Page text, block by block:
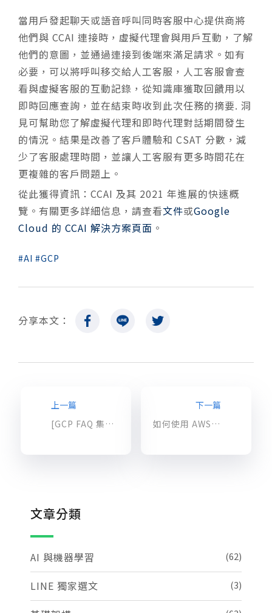
當用戶發起聊天或語音呼叫同時客服中心提供商將
他們與 CCAI 連接時，虛擬代理會與用戶互動，了解
他們的意圖，並通過連接到後端來滿足請求。如有
必要，可以將呼叫移交給人工客服，人工客服會查
看與虛擬客服的互動記錄，從知識庫獲取回饋用以
即時回應查詢，並在結束時收到此次任務的摘要. 洞
見可幫助您了解虛擬代理和即時代理對話期間發生
的情況。結果是改善了客戶體驗和 CSAT 分數，減
少了客服處理時間，並讓人工客服有更多時間花在
更複雜的客戶問題上。
從此獲得資訊：CCAI 及其 2021 年進展的快速概
覽。有關更多詳細信息，請查看文件或Google
Cloud 的 CCAI 解決方案頁面 。
AI GCP
分享本文：
上一篇
[GCP FAQ 集錦] Google Cloud SQL 常見問題指南
下一篇
如何使用 AWS Elemental MediaConvert 和 Amazon Polly 將文章轉換成影片
文章分類
AI 與機器學習 (62)
LINE 獨家選文 (3)